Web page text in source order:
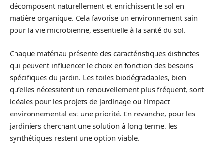
décomposent naturellement et enrichissent le sol en
matière organique. Cela favorise un environnement sain
pour la vie microbienne, essentielle à la santé du sol.
Chaque matériau présente des caractéristiques distinctes
qui peuvent influencer le choix en fonction des besoins
spécifiques du jardin. Les toiles biodégradables, bien
qu’elles nécessitent un renouvellement plus fréquent, sont
idéales pour les projets de jardinage où l’impact
environnemental est une priorité. En revanche, pour les
jardiniers cherchant une solution à long terme, les
synthétiques restent une option viable.